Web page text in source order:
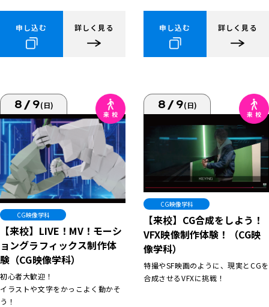
申し込む 詳しく見る 申し込む 詳しく見る
8/9(日)
CG映像学科
【来校】LIVE！MV！モーシ
ョングラフィックス制作体
験（CG映像学科）
初心者大歓迎！
イラストや文字をかっこよく動かそ
う！
8/9(日)
CG映像学科
【来校】CG合成をしよう！
VFX映像制作体験！（CG映
像学科）
特撮やSF映画のように、現実とCGを
合成させるVFXに挑戦！